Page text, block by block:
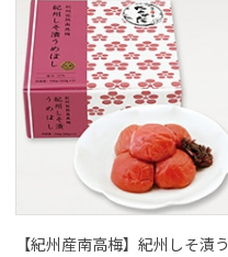
【紀州産南高梅】紀州しそ漬う